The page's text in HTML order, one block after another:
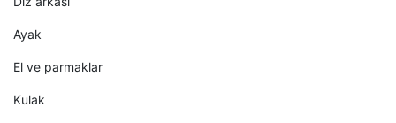
Ayak
El ve parmaklar
Kulak